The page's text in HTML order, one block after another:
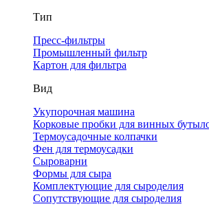
Тип
Пресс-фильтры
Промышленный фильтр
Картон для фильтра
Вид
Укупорочная машина
Корковые пробки для винных
Термоусадочные колпачки
Фен для термоусадки
Сыроварни
Формы для сыра
Комплектующие для сыроделия
Сопутствующие для сыроделия